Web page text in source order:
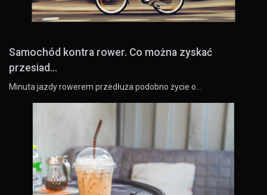
Samochód kontra rower. Co można zyskać
przesiad...
Minuta jazdy rowerem przedłuża podobno życie o…